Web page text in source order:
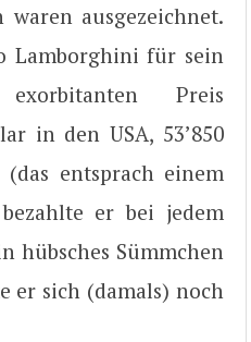
waren ausgezeichnet.
Lamborghini für sein
Preis
in den USA, 53’850
entsprach einem
er bei jedem
hübsches Sümmchen
er sich (damals) noch